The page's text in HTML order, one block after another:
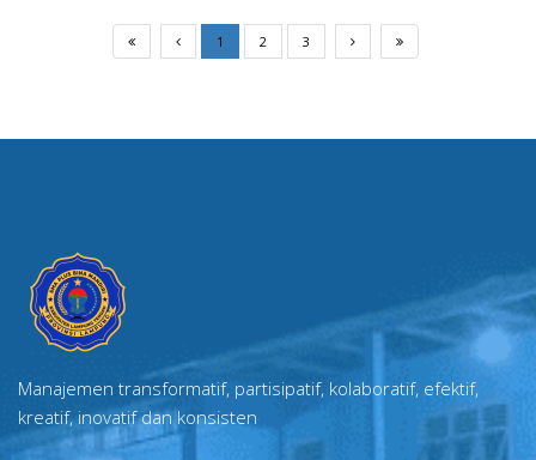
1 2 3
Manajemen transformatif, partisipatif, kolaboratif, efektif,
kreatif, inovatif dan konsisten